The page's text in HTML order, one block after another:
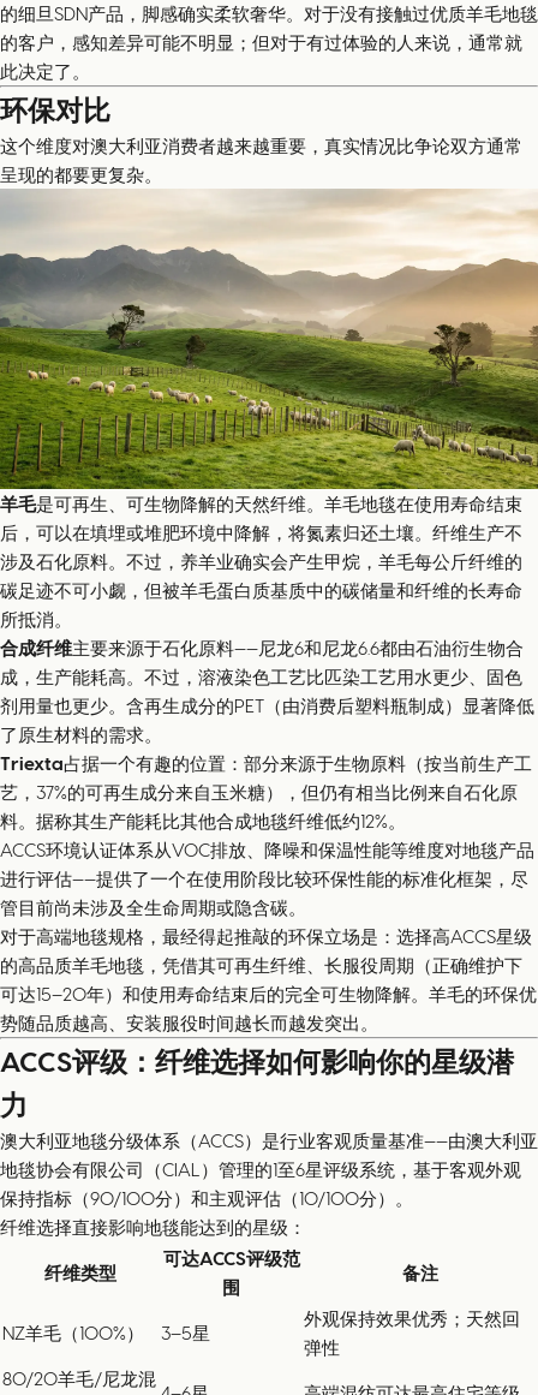
的细旦SDN产品，脚感确实柔软奢华。对于没有接触过优质羊毛地毯
的客户，感知差异可能不明显；但对于有过体验的人来说，通常就
此决定了。
环保对比
这个维度对澳大利亚消费者越来越重要，真实情况比争论双方通常
呈现的都要更复杂。
羊毛是可再生、可生物降解的天然纤维。羊毛地毯在使用寿命结束
后，可以在填埋或堆肥环境中降解，将氮素归还土壤。纤维生产不
涉及石化原料。不过，养羊业确实会产生甲烷，羊毛每公斤纤维的
碳足迹不可小觑，但被羊毛蛋白质基质中的碳储量和纤维的长寿命
所抵消。
合成纤维主要来源于石化原料——尼龙6和尼龙6.6都由石油衍生物合
成，生产能耗高。不过，溶液染色工艺比匹染工艺用水更少、固色
剂用量也更少。含再生成分的PET（由消费后塑料瓶制成）显著降低
了原生材料的需求。
Triexta占据一个有趣的位置：部分来源于生物原料（按当前生产工
艺，37%的可再生成分来自玉米糖），但仍有相当比例来自石化原
料。据称其生产能耗比其他合成地毯纤维低约12%。
ACCS环境认证体系从VOC排放、降噪和保温性能等维度对地毯产品
进行评估——提供了一个在使用阶段比较环保性能的标准化框架，尽
管目前尚未涉及全生命周期或隐含碳。
对于高端地毯规格，最经得起推敲的环保立场是：选择高ACCS星级
的高品质羊毛地毯，凭借其可再生纤维、长服役周期（正确维护下
可达15–20年）和使用寿命结束后的完全可生物降解。羊毛的环保优
势随品质越高、安装服役时间越长而越发突出。
ACCS评级：纤维选择如何影响你的星级潜
力
澳大利亚地毯分级体系（ACCS）是行业客观质量基准——由澳大利亚
地毯协会有限公司（CIAL）管理的1至6星评级系统，基于客观外观
保持指标（90/100分）和主观评估（10/100分）。
纤维选择直接影响地毯能达到的星级：
纤维类型
可达ACCS评级范
围
备注
NZ羊毛（100%） 3–5星
外观保持效果优秀；天然回
弹性
80/20羊毛/尼龙混